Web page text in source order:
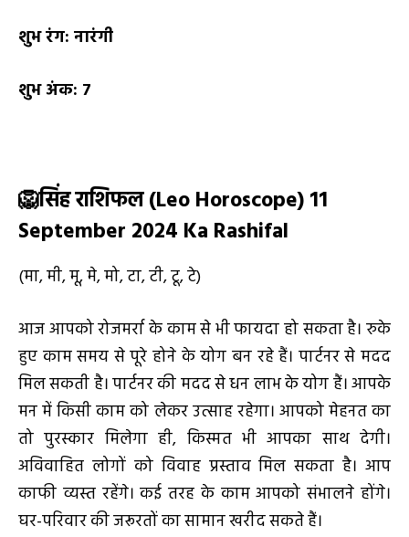
शुभ रंग: नारंगी
शुभ अंक: 7
🦁सिंह राशिफल (Leo Horoscope) 11
September 2024 Ka Rashifal
(मा, मी, मू, मे, मो, टा, टी, टू, टे)
आज आपको रोजमर्रा के काम से भी फायदा हो सकता है। रुके
हुए काम समय से पूरे होने के योग बन रहे हैं। पार्टनर से मदद
मिल सकती है। पार्टनर की मदद से धन लाभ के योग हैं। आपके
मन में किसी काम को लेकर उत्साह रहेगा। आपको मेहनत का
तो पुरस्कार मिलेगा ही, किस्मत भी आपका साथ देगी।
अविवाहित लोगों को विवाह प्रस्ताव मिल सकता है। आप
काफी व्यस्त रहेंगे। कई तरह के काम आपको संभालने होंगे।
घर-परिवार की जरूरतों का सामान खरीद सकते हैं।